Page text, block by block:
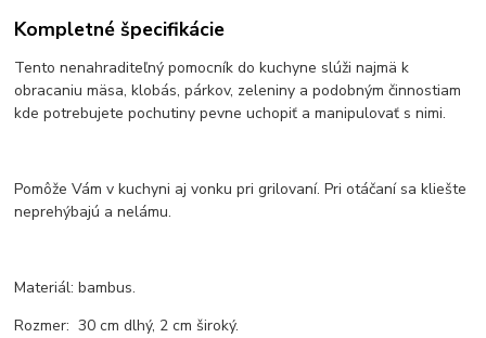
Kompletné špecifikácie
Tento nenahraditeľný pomocník do kuchyne slúži najmä k
obracaniu mäsa, klobás, párkov, zeleniny a podobným činnostiam
kde potrebujete pochutiny pevne uchopiť a manipulovať s nimi.
Pomôže Vám v kuchyni aj vonku pri grilovaní. Pri otáčaní sa kliešte
neprehýbajú a nelámu.
Materiál: bambus.
Rozmer: 30 cm dlhý, 2 cm široký.